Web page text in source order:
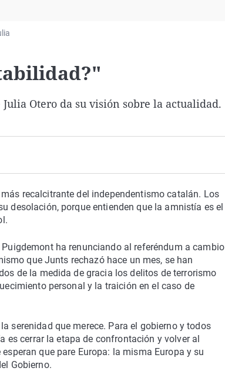
Otero da su visión sobre la actualidad.
recalcitrante del independentismo catalán. Los
desolación, porque entienden que la amnistía es el
ha renunciando al referéndum a cambio
que Junts rechazó hace un mes, se han
de la medida de gracia los delitos de terrorismo
personal y la traición en el caso de
serenidad que merece. Para el gobierno y todos
es cerrar la etapa de confrontación y volver al
que pare Europa: la misma Europa y su
Gobierno.